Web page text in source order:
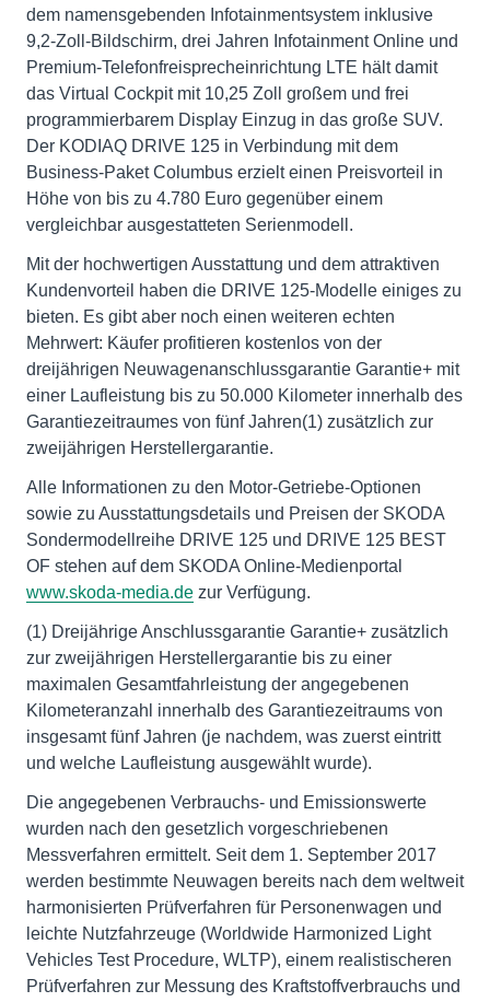
dem namensgebenden Infotainmentsystem inklusive
9,2-Zoll-Bildschirm, drei Jahren Infotainment Online und
Premium-Telefonfreisprecheinrichtung LTE hält damit
das Virtual Cockpit mit 10,25 Zoll großem und frei
programmierbarem Display Einzug in das große SUV.
Der KODIAQ DRIVE 125 in Verbindung mit dem
Business-Paket Columbus erzielt einen Preisvorteil in
Höhe von bis zu 4.780 Euro gegenüber einem
vergleichbar ausgestatteten Serienmodell.
Mit der hochwertigen Ausstattung und dem attraktiven
Kundenvorteil haben die DRIVE 125-Modelle einiges zu
bieten. Es gibt aber noch einen weiteren echten
Mehrwert: Käufer profitieren kostenlos von der
dreijährigen Neuwagenanschlussgarantie Garantie+ mit
einer Laufleistung bis zu 50.000 Kilometer innerhalb des
Garantiezeitraumes von fünf Jahren(1) zusätzlich zur
zweijährigen Herstellergarantie.
Alle Informationen zu den Motor-Getriebe-Optionen
sowie zu Ausstattungsdetails und Preisen der SKODA
Sondermodellreihe DRIVE 125 und DRIVE 125 BEST
OF stehen auf dem SKODA Online-Medienportal
www.skoda-media.de zur Verfügung.
(1) Dreijährige Anschlussgarantie Garantie+ zusätzlich
zur zweijährigen Herstellergarantie bis zu einer
maximalen Gesamtfahrleistung der angegebenen
Kilometeranzahl innerhalb des Garantiezeitraums von
insgesamt fünf Jahren (je nachdem, was zuerst eintritt
und welche Laufleistung ausgewählt wurde).
Die angegebenen Verbrauchs- und Emissionswerte
wurden nach den gesetzlich vorgeschriebenen
Messverfahren ermittelt. Seit dem 1. September 2017
werden bestimmte Neuwagen bereits nach dem weltweit
harmonisierten Prüfverfahren für Personenwagen und
leichte Nutzfahrzeuge (Worldwide Harmonized Light
Vehicles Test Procedure, WLTP), einem realistischeren
Prüfverfahren zur Messung des Kraftstoffverbrauchs und